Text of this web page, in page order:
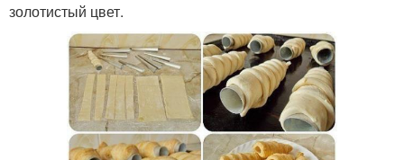
золотистый цвет.